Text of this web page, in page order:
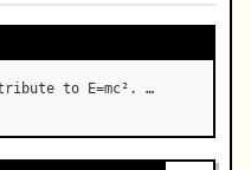
to E=mc². …